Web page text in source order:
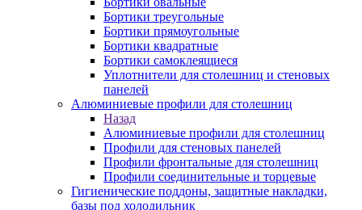
Бортики треугольные
Бортики прямоугольные
Бортики квадратные
Бортики самоклеящиеся
Уплотнители для столешниц и стеновых
панелей
Алюминиевые профили для столешниц
Назад
Алюминиевые профили для столешниц
Профили для стеновых панелей
Профили фронтальные для столешниц
Профили соединительные и торцевые
Гигиенические поддоны, защитные накладки,
базы под холодильник